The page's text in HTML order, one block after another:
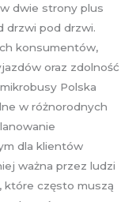
dwie strony plus
drzwi pod drzwi.
konsumentów,
oraz zdolność
Polska
w różnorodnych
dla klientów
ważna przez ludzi
które często muszą